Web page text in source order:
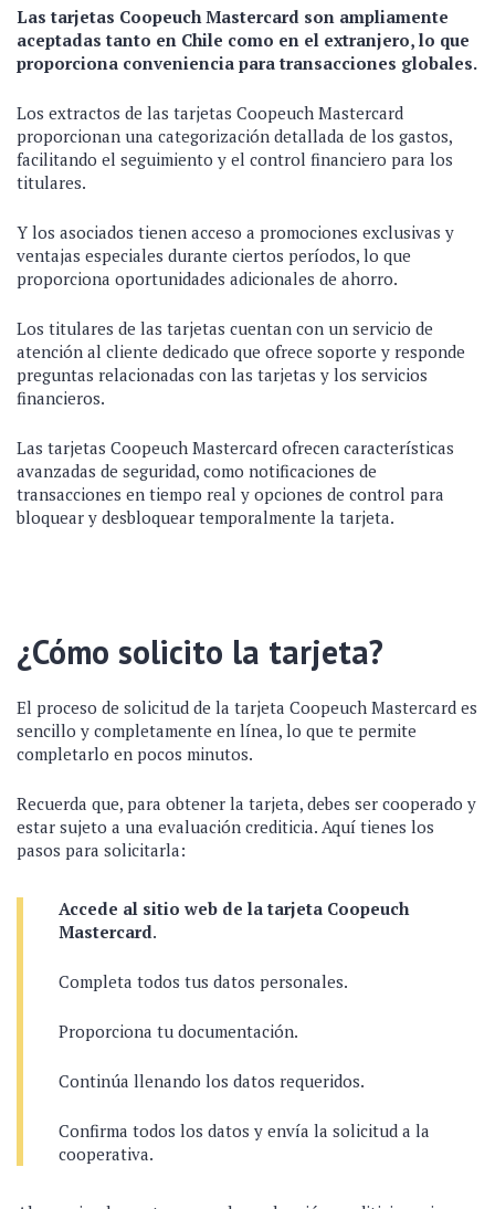
Las tarjetas Coopeuch Mastercard son ampliamente
aceptadas tanto en Chile como en el extranjero, lo que
proporciona conveniencia para transacciones globales.
Los extractos de las tarjetas Coopeuch Mastercard
proporcionan una categorización detallada de los gastos,
facilitando el seguimiento y el control financiero para los
titulares.
Y los asociados tienen acceso a promociones exclusivas y
ventajas especiales durante ciertos períodos, lo que
proporciona oportunidades adicionales de ahorro.
Los titulares de las tarjetas cuentan con un servicio de
atención al cliente dedicado que ofrece soporte y responde
preguntas relacionadas con las tarjetas y los servicios
financieros.
Las tarjetas Coopeuch Mastercard ofrecen características
avanzadas de seguridad, como notificaciones de
transacciones en tiempo real y opciones de control para
bloquear y desbloquear temporalmente la tarjeta.
¿Cómo solicito la tarjeta?
El proceso de solicitud de la tarjeta Coopeuch Mastercard es
sencillo y completamente en línea, lo que te permite
completarlo en pocos minutos.
Recuerda que, para obtener la tarjeta, debes ser cooperado y
estar sujeto a una evaluación crediticia. Aquí tienes los
pasos para solicitarla:
Accede al sitio web de la tarjeta Coopeuch
Mastercard.
Completa todos tus datos personales.
Proporciona tu documentación.
Continúa llenando los datos requeridos.
Confirma todos los datos y envía la solicitud a la
cooperativa.